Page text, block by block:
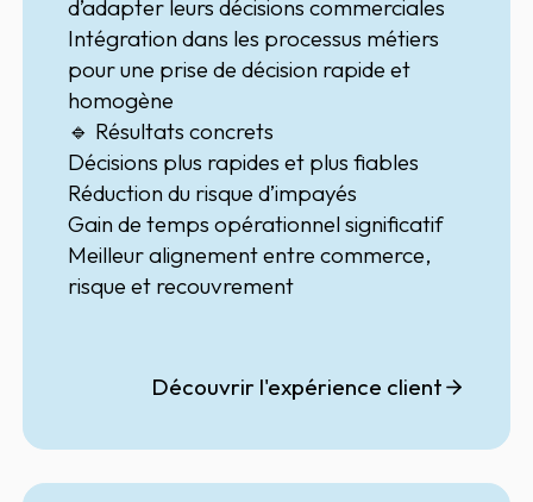
d’adapter leurs décisions commerciales
Intégration dans les processus métiers
pour une prise de décision rapide et
homogène
🔹 Résultats concrets
Décisions plus rapides et plus fiables
Réduction du risque d’impayés
Gain de temps opérationnel significatif
Meilleur alignement entre commerce,
risque et recouvrement
Découvrir l'expérience client